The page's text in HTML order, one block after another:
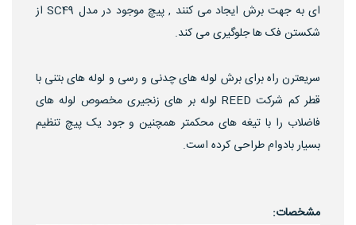
ای به جهت برش ایجاد می کنند , پیچ موجود در مدل SC49 از
شکستن فک ها جلوگیری می کند.
سریعترن راه برای برش لوله های چدنی و رسی و لوله های بتنی با
قطر کم شرکت REED لوله بر های زنجیری مخصوص لوله های
فاضلاب را با تیغه های محکمتر همچنین و جود یک پیچ تنظیم
بسیار بادوام طراحی کرده است.
مشخصات: